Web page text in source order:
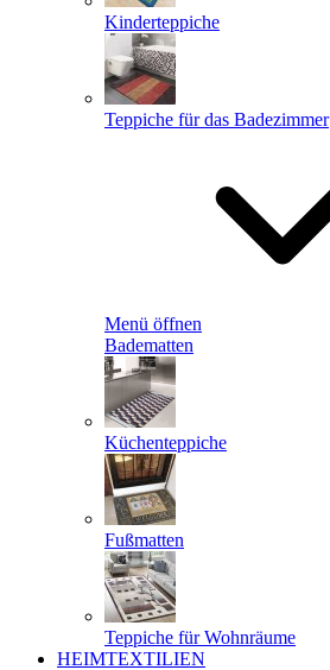
Kinderteppiche
Teppiche für das Badezimmer
Menü öffnen
Badematten
Küchenteppiche
Fußmatten
Teppiche für Wohnräume
HEIMTEXTILIEN